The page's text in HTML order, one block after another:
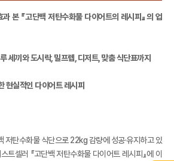
본 『고단백 저탄수화물 다이어트의 레시피』의 업
세끼와 도시락, 밀프렙, 디저트, 맞춤 식단표까지
현실적인 다이어트 레시피
저탄수화물 식단으로 22kg 감량에 성공·유지하고 있
트셀러 『고단백 저탄수화물 다이어트 레시피』에 이